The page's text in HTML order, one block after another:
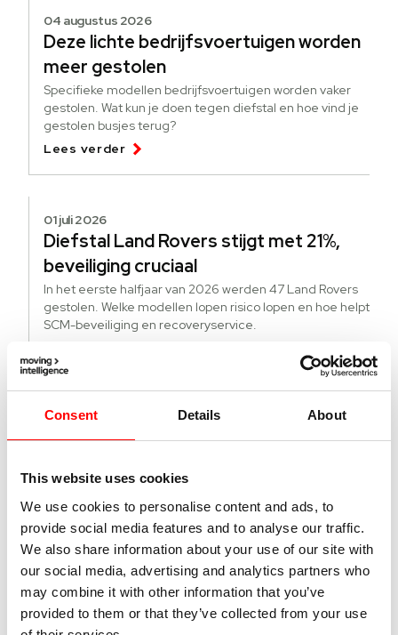
Consent Details About
This website uses cookies
We use cookies to personalise content and ads, to
provide social media features and to analyse our traffic.
We also share information about your use of our site with
our social media, advertising and analytics partners who
may combine it with other information that you’ve
provided to them or that they’ve collected from your use
04 augustus 2026
Deze lichte bedrijfsvoertuigen worden
meer gestolen
Specifieke modellen bedrijfsvoertuigen worden vaker
gestolen. Wat kun je doen tegen diefstal en hoe vind je
gestolen busjes terug?
Lees verder
01 juli 2026
Diefstal Land Rovers stijgt met 21%,
beveiliging cruciaal
In het eerste halfjaar van 2026 werden 47 Land Rovers
gestolen. Welke modellen lopen risico lopen en hoe helpt
SCM-beveiliging en recoveryservice.
22 juni 2026
Hoe krijgt u actuele kilometerstanden
Direct de actuele kilometerstand van alle voertuigen,
brandstof en EV, in uw wagenpark, dat is het grote
voordeel van fleetmanagement met Echoes.
Lees verder
21 juni 2026